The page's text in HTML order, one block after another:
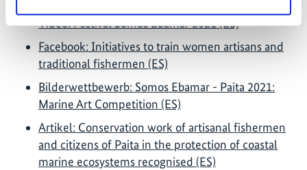
Video: Festival Somos Ebamar 2021 (ES)
Facebook: Initiatives to train women artisans and
traditional fishermen (ES)
Bilderwettbewerb: Somos Ebamar - Paita 2021:
Marine Art Competition (ES)
Artikel: Conservation work of artisanal fishermen
and citizens of Paita in the protection of coastal
marine ecosystems recognised (ES)